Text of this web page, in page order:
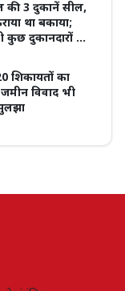
की 3 दुकानें सील,
था बकाया;
कुछ दुकानदारों ने
शिकायतों का
विवाद भी